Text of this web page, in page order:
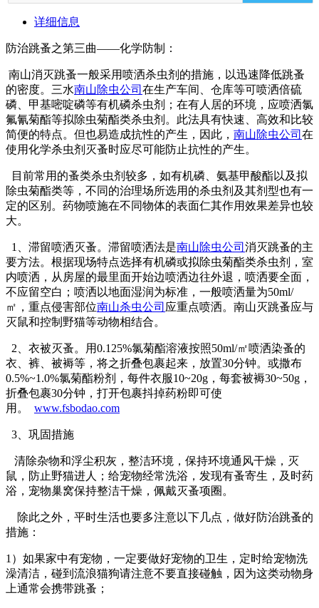
详细信息
防治跳蚤之第三曲——化学防制：
南山消灭跳蚤一般采用喷洒杀虫剂的措施，以迅速降低跳蚤
的密度。三水南山除虫公司 在生产车间、仓库等可喷洒倍硫
磷、甲基嘧啶磷等有机磷杀虫剂；在有人居的环境，应喷洒氯
氟氰菊酯等拟除虫菊酯类杀虫剂。此法具有快速、高效和比较
简便的特点。但也易造成抗性的产生，因此， 南山除虫公司 在
使用化学杀虫剂灭蚤时应尽可能防止抗性的产生。
目前常用的蚤类杀虫剂较多，如有机磷、氨基甲酸酯以及拟
除虫菊酯类等，不同的治理场所选用的杀虫剂及其剂型也有一
定的区别。药物喷施在不同物体的表面仁其作用效果差异也较
大。
1、滞留喷洒灭蚤。滞留喷洒法是南山除虫公司 消灭跳蚤的主
要方法。根据现场特点选择有机磷或拟除虫菊酯类杀虫剂，室
内喷洒，从房屋的最里面开始边喷洒边往外退，喷洒要全面，
不应留空白；喷洒以地面湿润为标准，一般喷洒量为50ml/
㎡，重点侵害部位南山杀虫公司 应重点喷洒。南山灭跳蚤应与
灭鼠和控制野猫等动物相结合。
2、衣被灭蚤。用0.125%氯菊酯溶液按照50ml/㎡喷洒染蚤的
衣、裤、被褥等，将之折叠包裹起来，放置30分钟。或撒布
0.5%~1.0%氯菊酯粉剂，每件衣服10~20g，每套被褥30~50g，
折叠包裹30分钟，打开包裹抖掉药粉即可使
用。 www.fsbodao.com
3、巩固措施
清除杂物和浮尘积灰，整洁环境，保持环境通风干燥，灭
鼠，防止野猫进人；给宠物经常洗浴，发现有蚤寄生，及时药
浴，宠物巢窝保持整洁干燥，佩戴灭蚤项圈。
除此之外，平时生活也要多注意以下几点，做好防治跳蚤的
措施：
1）如果家中有宠物，一定要做好宠物的卫生，定时给宠物洗
澡清洁，碰到流浪猫狗请注意不要直接碰触，因为这类动物身
上通常会携带跳蚤；